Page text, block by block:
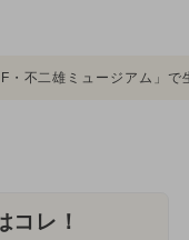
F・不二雄ミュージアム」
コレ！